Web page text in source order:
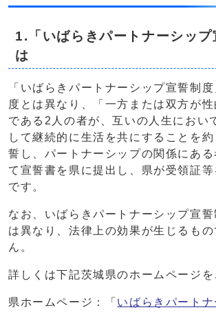
1.「いばらきパートナーシップ
は
「いばらきパートナーシップ宣誓制
度とは異なり、「一方または双方が
である2人の者が、互いの人生におい
して継続的に生活を共にすることを
誓し、パートナーシップの関係にあ
て宣誓書を県に提出し、県が受領証
です。
なお、いばらきパートナーシップ宣誓
は異なり、法律上の効果が生じるも
ん。
詳しくは下記茨城県のホームページを
県ホームページ：「 いばらきパート